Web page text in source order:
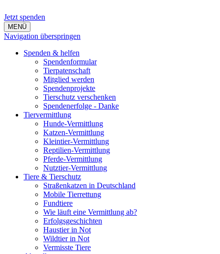
Jetzt spenden
MENÜ
Navigation überspringen
Spenden & helfen
Spendenformular
Tierpatenschaft
Mitglied werden
Spendenprojekte
Tierschutz verschenken
Spendenerfolge - Danke
Tiervermittlung
Hunde-Vermittlung
Katzen-Vermittlung
Kleintier-Vermittlung
Reptilien-Vermittlung
Pferde-Vermittlung
Nutztier-Vermittlung
Tiere & Tierschutz
Straßenkatzen in Deutschland
Mobile Tierrettung
Fundtiere
Wie läuft eine Vermittlung ab?
Erfolgsgeschichten
Haustier in Not
Wildtier in Not
Vermisste Tiere